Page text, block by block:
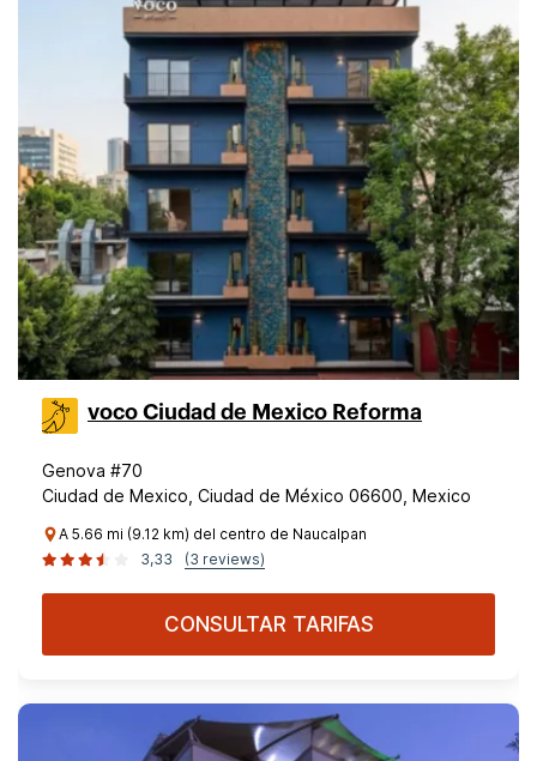
voco Ciudad de Mexico Reforma
Genova #70
Ciudad de Mexico, Ciudad de México 06600, Mexico
A 5.66 mi (9.12 km) del centro de Naucalpan
3,33
(3 reviews)
CONSULTAR TARIFAS